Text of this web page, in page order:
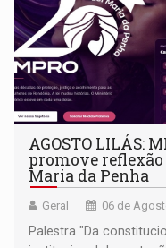
AGOSTO LILÁS:
promove
Maria da Penha
Geral 06 de
Palestra "Da